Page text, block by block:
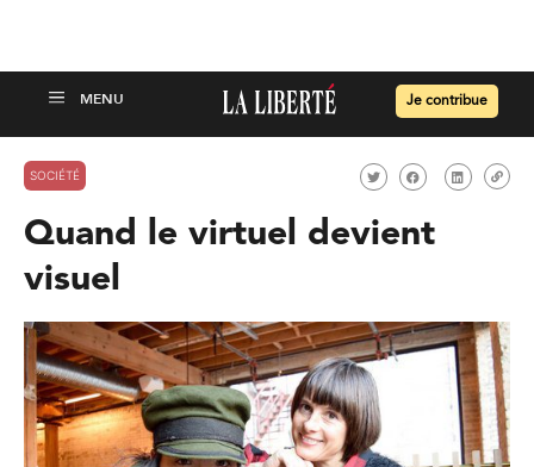
Je contribue
SOCIÉTÉ
Quand le virtuel devient
visuel